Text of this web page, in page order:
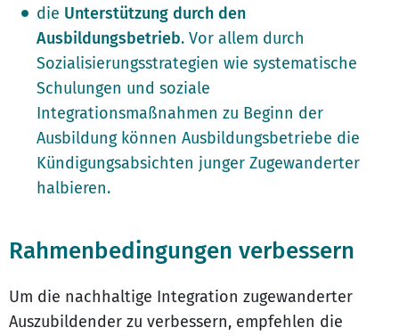
die Unterstützung durch den
Ausbildungsbetrieb. Vor allem durch
Sozialisierungsstrategien wie systematische
Schulungen und soziale
Integrationsmaßnahmen zu Beginn der
Ausbildung können Ausbildungsbetriebe die
Kündigungsabsichten junger Zugewanderter
halbieren.
Rahmenbedingungen verbessern
Um die nachhaltige Integration zugewanderter
Auszubildender zu verbessern, empfehlen die